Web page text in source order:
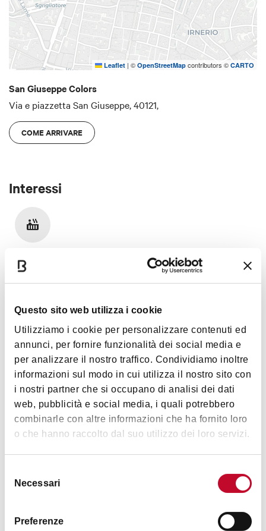
Questo sito web utilizza i cookie
Utilizziamo i cookie per personalizzare contenuti ed
annunci, per fornire funzionalità dei social media e
per analizzare il nostro traffico. Condividiamo inoltre
informazioni sul modo in cui utilizza il nostro sito con
i nostri partner che si occupano di analisi dei dati
web, pubblicità e social media, i quali potrebbero
combinarle con altre informazioni che ha fornito loro
o che hanno raccolto dal suo utilizzo dei loro servizi.
delNecessari
Preferenze
Leaflet | © OpenStreetMap contributors © CARTO
San Giuseppe Colors
Via e piazzetta San Giuseppe, 40121,
COME ARRIVARE
Interessi
Orari
Il mercato si svolge dal mattino al tramonto, secondo un
calendario definito annualmente (abitualmente sospeso
gennaio, agosto)